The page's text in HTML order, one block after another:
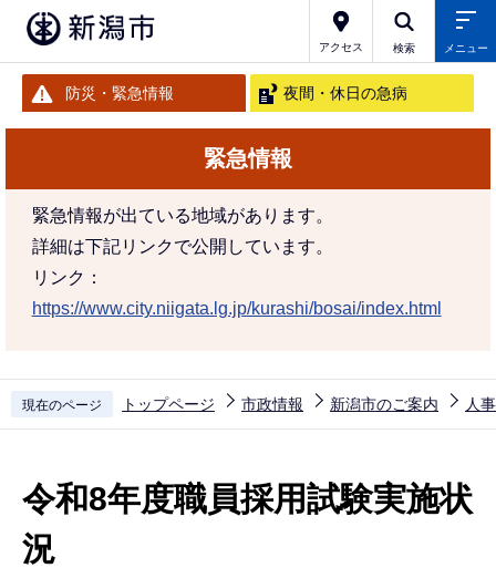
アクセス 検索 メニュー
防災・緊急情報 夜間・休日の急病
緊急情報
緊急情報が出ている地域があります。
詳細は下記リンクで公開しています。
リンク：
https://www.city.niigata.lg.jp/kurashi/bosai/index.html
現在のページ トップページ 市政情報 新潟市のご案内 人
令和8年度職員採用試験実施状
況